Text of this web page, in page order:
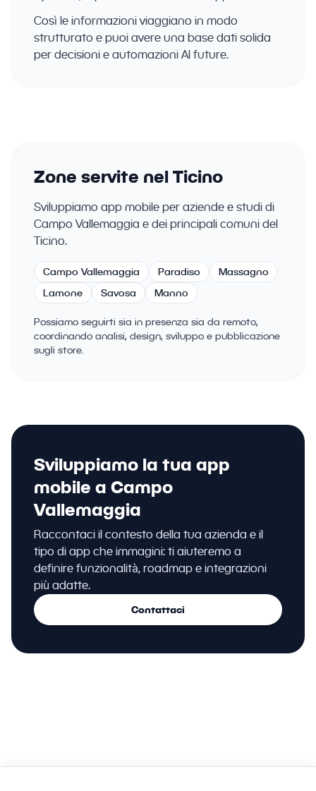
Così le informazioni viaggiano in modo
strutturato e puoi avere una base dati solida
per decisioni e automazioni AI future.
Zone servite nel Ticino
Sviluppiamo app mobile per aziende e studi di
Campo Vallemaggia e dei principali comuni del
Ticino.
Campo Vallemaggia Paradiso
Massagno
Lamone
Savosa Manno
Possiamo seguirti sia in presenza sia da remoto,
coordinando analisi, design, sviluppo e pubblicazione
sugli store.
Sviluppiamo la tua app
mobile a Campo
Vallemaggia
Raccontaci il contesto della tua azienda e il
tipo di app che immagini: ti aiuteremo a
definire funzionalità, roadmap e integrazioni
più adatte.
Contattaci